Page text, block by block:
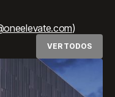
)
VER TODOS